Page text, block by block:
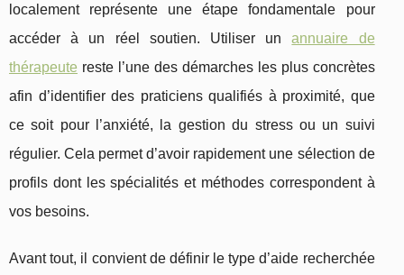
localement représente une étape fondamentale pour
accéder à un réel soutien. Utiliser unannuaire de
thérapeute reste l’une des démarches les plus concrètes
afin d’identifier des praticiens qualifiés à proximité, que
ce soit pour l’anxiété, la gestion du stress ou un suivi
régulier. Cela permet d’avoir rapidement une sélection de
profils dont les spécialités et méthodes correspondent à
vos besoins.
Avant tout, il convient de définir le type d’aide recherchée